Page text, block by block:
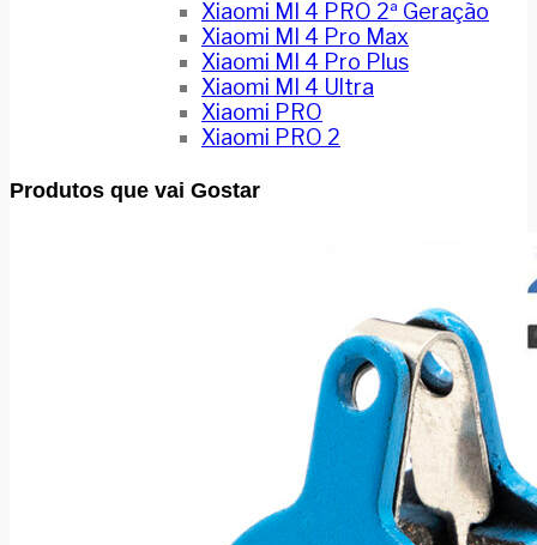
Xiaomi MI 4 PRO 2ª Geração
Xiaomi MI 4 Pro Max
Xiaomi MI 4 Pro Plus
Xiaomi MI 4 Ultra
Xiaomi PRO
Xiaomi PRO 2
Produtos que vai Gostar